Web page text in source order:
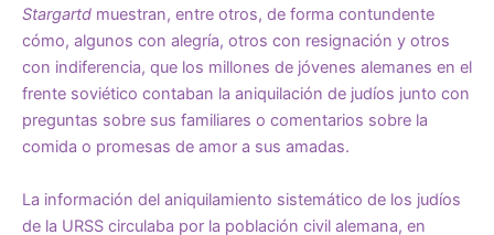
Stargartd muestran, entre otros, de forma contundente
cómo, algunos con alegría, otros con resignación y otros
con indiferencia, que los millones de jóvenes alemanes en el
frente soviético contaban la aniquilación de judíos junto con
preguntas sobre sus familiares o comentarios sobre la
comida o promesas de amor a sus amadas.
La información del aniquilamiento sistemático de los judíos
de la URSS circulaba por la población civil alemana, en